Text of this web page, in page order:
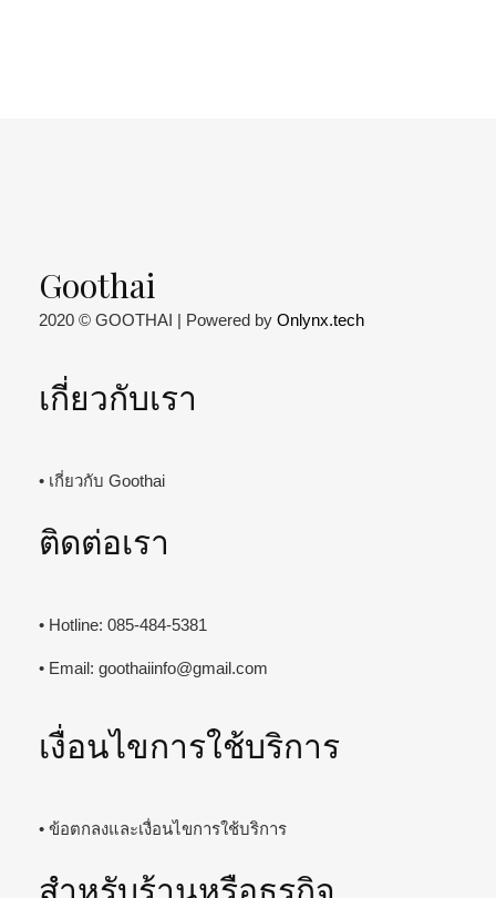
Goothai
2020 © GOOTHAI | Powered by Onlynx.tech
เกี่ยวกับเรา
• เกี่ยวกับ Goothai
ติดต่อเรา
• Hotline: 085-484-5381
• Email: goothaiinfo@gmail.com
เงื่อนไขการใช้บริการ
• ข้อตกลงและเงื่อนไขการใช้บริการ
สำหรับร้านหรือธุรกิจ